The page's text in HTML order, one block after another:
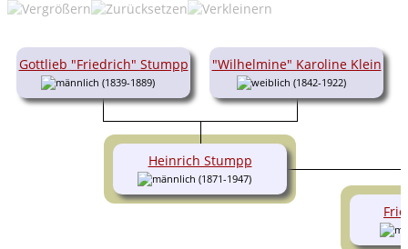
Gottlieb "Friedrich" Stumpp
(1839-1889)
"Wilhelmine" Karoline Klein
(1842-1922)
Heinrich Stumpp
(1871-1947)